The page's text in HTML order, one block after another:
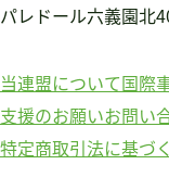
パレドール六義園北
当連盟について国際
支援のお願いお問い
特定商取引法に基づ